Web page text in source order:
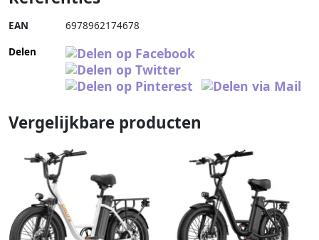
EAN 6978962174678
Delen
Vergelijkbare producten